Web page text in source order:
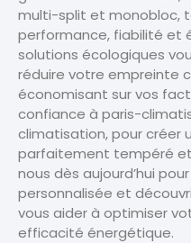
multi-split et monobloc,
performance, fiabilité et
solutions écologiques
réduire votre empreinte
économisant sur vos
confiance à paris-
climatisation, pour créer
parfaitement tempéré
nous dès aujourd’hui
personnalisée et
vous aider à optimiser
efficacité énergétique.